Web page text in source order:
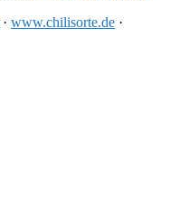
· www.chilisorte.de ·